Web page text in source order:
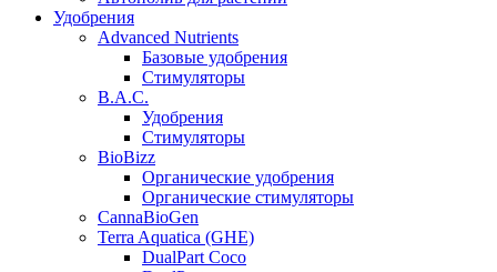
Удобрения
Advanced Nutrients
Базовые удобрения
Стимуляторы
B.A.C.
Удобрения
Стимуляторы
BioBizz
Органические удобрения
Органические стимуляторы
CannaBioGen
Terra Aquatica (GHE)
DualPart Coco